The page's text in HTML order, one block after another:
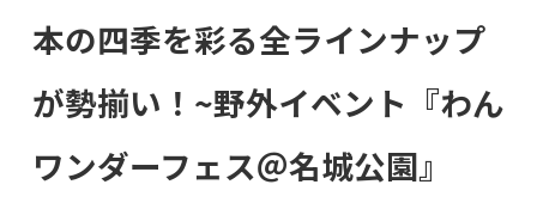
本の四季を彩る全ラインナップ
が勢揃い！~野外イベント『わん
ワンダーフェス＠名城公園』